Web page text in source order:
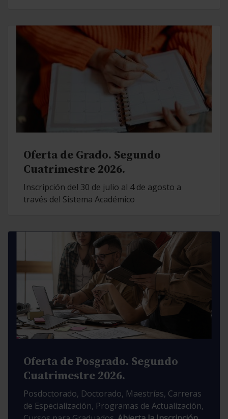
Oferta de Grado. Segundo
Cuatrimestre 2026.
Inscripción del 30 de julio al 4 de agosto a
través del Sistema Académico
Oferta de Posgrado. Segundo
Cuatrimestre 2026.
Posdoctorado, Doctorado, Maestrías, Carreras
de Especialización, Programas de Actualización,